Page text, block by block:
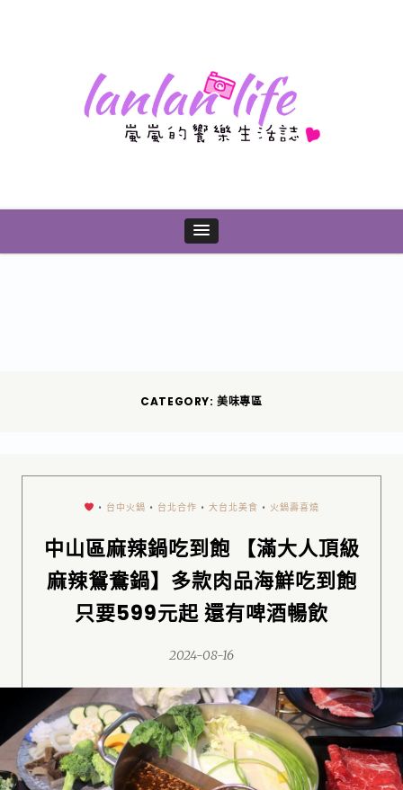
CATEGORY: 美味專區
• 台中火鍋 • 台北合作 • 大台北美食 • 火鍋壽喜燒
中山區麻辣鍋吃到飽 【滿大人頂級
麻辣鴛鴦鍋】多款肉品海鮮吃到飽
只要599元起 還有啤酒暢飲
2024-08-16